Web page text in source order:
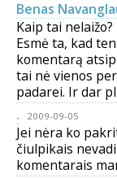
Benas
Kaip tai
Esmė ta, kad
komentarą
tai nė vienos
padarei. Ir dar
.
2009-09-05
Jei nėra ko
čiulpikais
komentarais